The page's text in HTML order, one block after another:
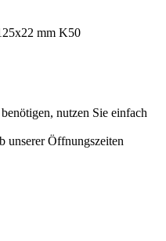
mm K50
nutzen Sie einfach
unserer Öffnungszeiten